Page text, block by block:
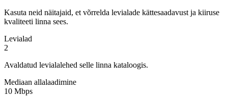
Kasuta neid näitajaid, et võrrelda levialade kättesaadavust ja kiiruse
kvaliteeti linna sees.
Levialad
2
Avaldatud levialalehed selle linna kataloogis.
Mediaan allalaadimine
10 Mbps